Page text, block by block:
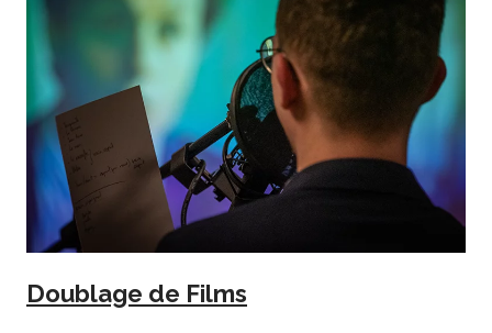
Doublage de Films